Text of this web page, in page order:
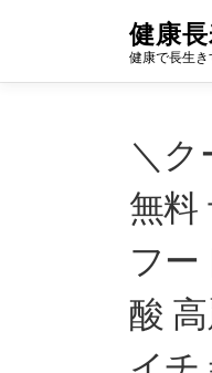
ン
健康
健康で長生
＼
無料
フー
酸